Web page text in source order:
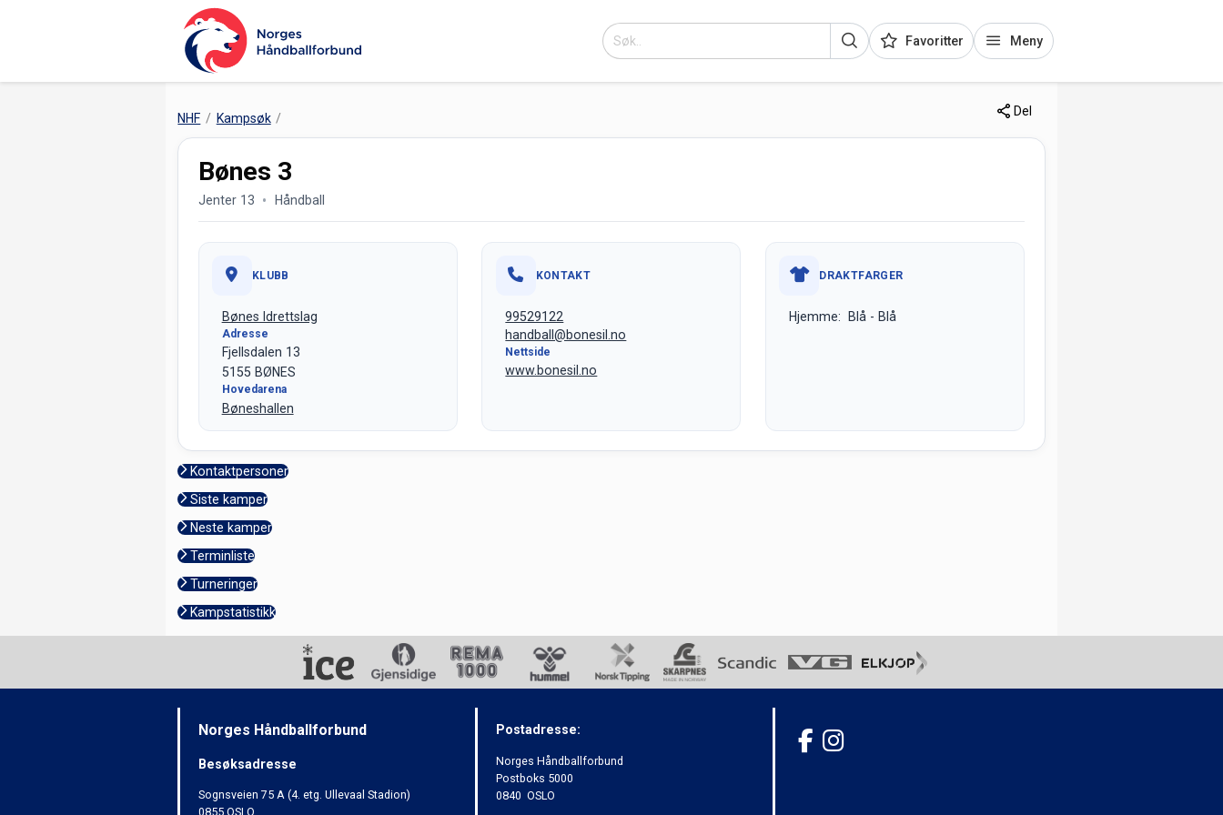
Favoritter Meny
NHF Kampsøk Del
Bønes 3
Jenter 13 Håndball
KLUBB
Bønes Idrettslag
Adresse
Fjellsdalen 13
5155 BØNES
Hovedarena
Bøneshallen
KONTAKT
99529122
handball@bonesil.no
Nettside
www.bonesil.no
DRAKTFARGER
Hjemme: Blå - Blå
Kontaktpersoner
Siste kamper
Neste kamper
Terminliste
Turneringer
Kampstatistikk
Norges Håndballforbund
Besøksadresse
Sognsveien 75 A (4. etg. Ullevaal Stadion)
0855 OSLO
Postadresse:
Norges Håndballforbund
Postboks 5000
0840 OSLO